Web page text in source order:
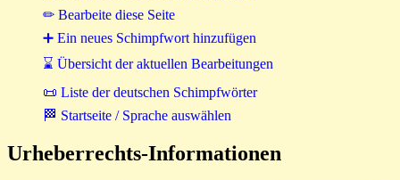
✏ Bearbeite diese Seite
➕ Ein neues Schimpfwort hinzufügen
⌛ Übersicht der aktuellen Bearbeitungen
📜 Liste der deutschen Schimpfwörter
🏁 Startseite / Sprache auswählen
Urheberrechts-Informationen